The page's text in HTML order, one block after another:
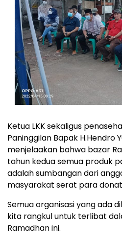
Ketua LKK sekaligus
Paninggilan Bapak H.Hendro
menjelaakan bahwa bazar
tahun kedua semua produk
adalah sumbangan dari
masyarakat serat para
Semua organisasi yang ada
kita rangkul untuk terlibat
Ramadhan ini.